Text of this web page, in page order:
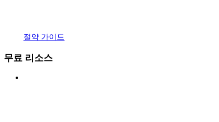
절약 가이드
무료 리소스